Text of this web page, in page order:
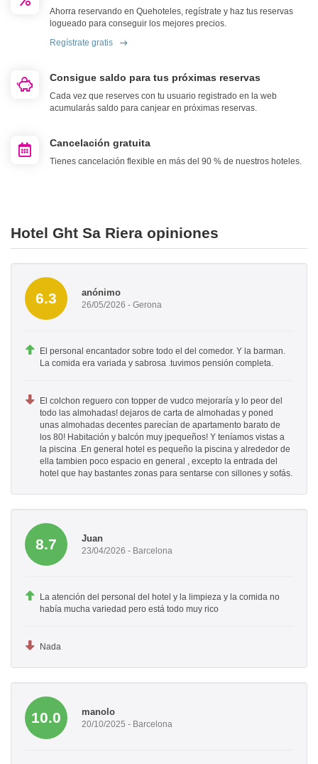
Ahorra reservando en Quehoteles, regístrate y haz tus reservas
logueado para conseguir los mejores precios.
Regístrate gratis
Consigue saldo para tus próximas reservas
Cada vez que reserves con tu usuario registrado en la web
acumularás saldo para canjear en próximas reservas.
Cancelación gratuita
Tienes cancelación flexible en más del 90 % de nuestros hoteles.
Hotel Ght Sa Riera opiniones
6.3 anónimo
26/05/2026 - Gerona
El personal encantador sobre todo el del comedor. Y la barman.
La comida era variada y sabrosa .tuvimos pensión completa.
El colchon reguero con topper de vudco mejoraría y lo peor del
todo las almohadas! dejaros de carta de almohadas y poned
unas almohadas decentes parecían de apartamento barato de
los 80! Habitación y balcón muy jpequeños! Y teníamos vistas a
la piscina .En general hotel es pequeño la piscina y alrededor de
ella tambien poco espacio en general , excepto la entrada del
hotel que hay bastantes zonas para sentarse con sillones y sofás.
8.7 Juan
23/04/2026 - Barcelona
La atención del personal del hotel y la limpieza y la comida no
había mucha variedad pero está todo muy rico
Nada
10.0 manolo
20/10/2025 - Barcelona